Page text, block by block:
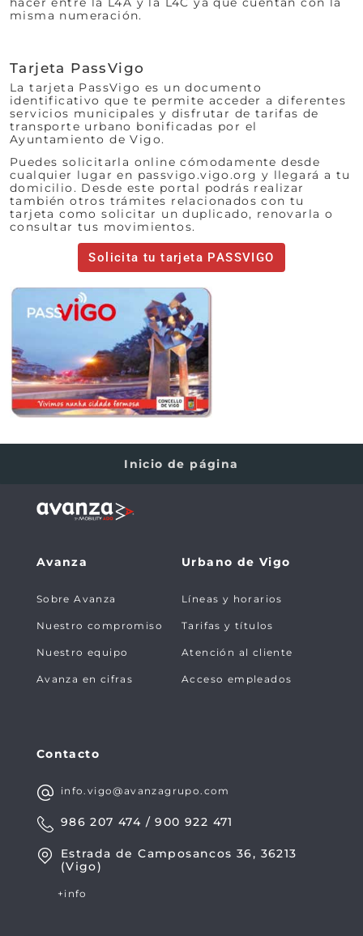
misma numeración.
Tarjeta PassVigo
La tarjeta PassVigo es un documento
identificativo que te permite acceder a diferentes
servicios municipales y disfrutar de tarifas de
transporte urbano bonificadas por el
Ayuntamiento de Vigo.
Puedes solicitarla online cómodamente desde
cualquier lugar en passvigo.vigo.org y llegará a tu
domicilio. Desde este portal podrás realizar
también otros trámites relacionados con tu
tarjeta como solicitar un duplicado, renovarla o
consultar tus movimientos.
Solicita tu tarjeta PASSVIGO
Inicio de página
Avanza
Sobre Avanza
Nuestro compromiso
Nuestro equipo
Avanza en cifras
Urbano de Vigo
Líneas y horarios
Tarifas y títulos
Atención al cliente
Acceso empleados
Contacto
info.vigo@avanzagrupo.com
986 207 474 / 900 922 471
Estrada de Camposancos 36, 36213
(Vigo)
+info